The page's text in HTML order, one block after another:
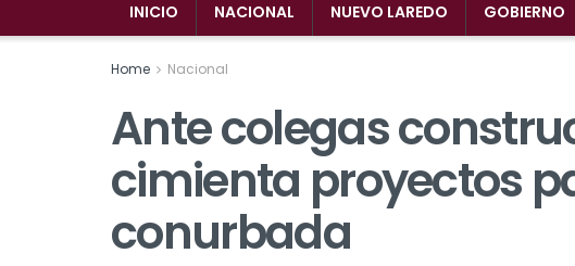
INICIO NACIONAL NUEVO LAREDO GOBIERNO
Home Nacional
Ante colegas
cimienta proyectos
conurbada